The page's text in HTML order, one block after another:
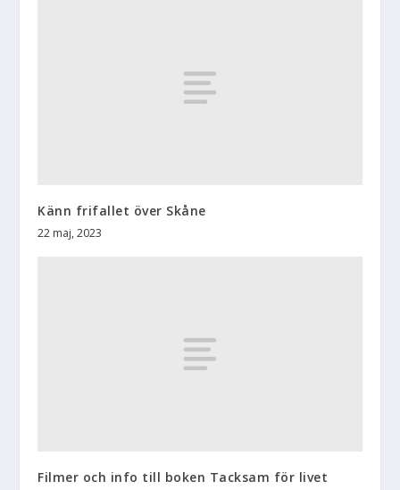
Känn frifallet över Skåne
22 maj, 2023
Filmer och info till boken Tacksam för livet